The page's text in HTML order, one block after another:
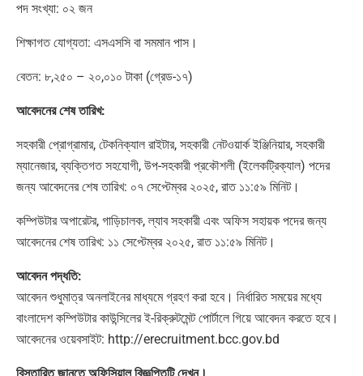
পদ সংখ্যা: ০২ জন
শিক্ষাগত যোগ্যতা: এসএসসি বা সমমান পাস।
বেতন: ৮,২৫০ – ২০,০১০ টাকা (গ্রেড-১৭)
আবেদনের শেষ তারিখ:
সহকারী প্রোগ্রামার, টেকনিক্যাল রাইটার, সহকারী নেটওয়ার্ক ইঞ্জিনিয়ার, সহকারী
ম্যানেজার, ব্যক্তিগত সহযোগী, উপ-সহকারী প্রকৌশলী (ইলেকট্রিক্যাল) পদের
জন্য আবেদনের শেষ তারিখ: ০৭ সেপ্টেম্বর ২০২৫, রাত ১১:৫৯ মিনিট।
কম্পিউটার অপারেটর, গাড়িচালক, ল্যাব সহকারী এবং অফিস সহায়ক পদের জন্য
আবেদনের শেষ তারিখ: ১১ সেপ্টেম্বর ২০২৫, রাত ১১:৫৯ মিনিট।
আবেদন পদ্ধতি:
আবেদন শুধুমাত্র অনলাইনের মাধ্যমে গ্রহণ করা হবে। নির্ধারিত সময়ের মধ্যে
বাংলাদেশ কম্পিউটার কাউন্সিলের ই-রিক্রুটমেন্ট পোর্টালে গিয়ে আবেদন করতে হবে।
আবেদনের ওয়েবসাইট: http://erecruitment.bcc.gov.bd